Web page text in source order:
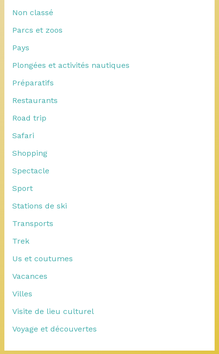
Non classé
Parcs et zoos
Pays
Plongées et activités nautiques
Préparatifs
Restaurants
Road trip
Safari
Shopping
Spectacle
Sport
Stations de ski
Transports
Trek
Us et coutumes
Vacances
Villes
Visite de lieu culturel
Voyage et découvertes